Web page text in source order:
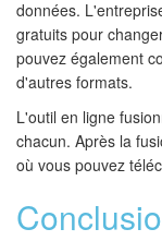
données.
gratuits pour
pouvez également
d'autres formats.
L'outil en ligne
chacun. Après la
où vous pouvez